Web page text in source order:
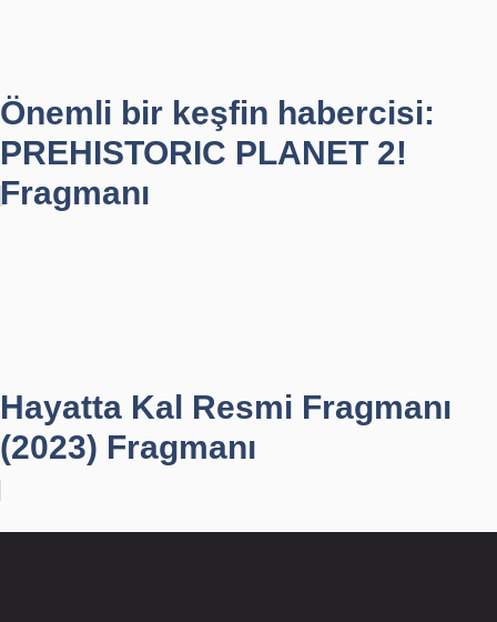
Önemli bir keşfin habercisi:
PREHISTORIC PLANET 2!
Fragmanı
Hayatta Kal Resmi Fragmanı
(2023) Fragmanı